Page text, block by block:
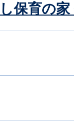
保育の家